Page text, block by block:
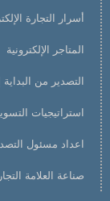
أسرار التجارة
المتاجر الإلكترونية
التصدير من
استراتيجيات
اعداد مسئول
صناعة العلامة